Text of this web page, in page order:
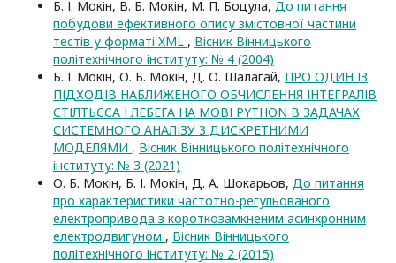
Б. І. Мокін, В. Б. Мокін, М. П. Боцула, До питання
побудови ефективного опису змістовної частини
тестів у форматі XML , Вісник Вінницького
політехнічного інституту: № 4 (2004)
Б. І. Мокін, О. Б. Мокін, Д. О. Шалагай, ПРО ОДИН ІЗ
ПІДХОДІВ НАБЛИЖЕНОГО ОБЧИСЛЕННЯ ІНТЕГРАЛІВ
СТІЛТЬЄСА І ЛЕБЕГА НА МОВІ PYTHON В ЗАДАЧАХ
СИСТЕМНОГО АНАЛІЗУ З ДИСКРЕТНИМИ
МОДЕЛЯМИ , Вісник Вінницького політехнічного
інституту: № 3 (2021)
О. Б. Мокін, Б. І. Мокін, Д. А. Шокарьов, До питання
про характеристики частотно-регульованого
електропривода з короткозамкненим асинхронним
електродвигуном , Вісник Вінницького
політехнічного інституту: № 2 (2015)